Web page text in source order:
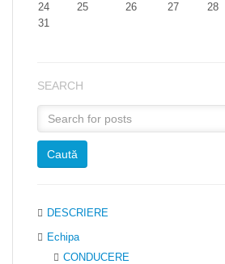
24
25 26 27 28
31
SEARCH
DESCRIERE
Echipa
CONDUCERE